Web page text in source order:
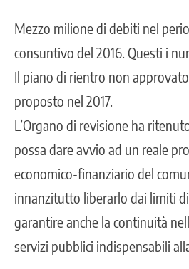
Mezzo milione di debiti nel
consuntivo del 2016. Questi i
Il piano di rientro non
proposto nel 2017.
L’Organo di revisione ha
possa dare avvio ad un reale
economico-finanziario del
innanzitutto liberarlo dai limiti
garantire anche la continuità
servizi pubblici indispensabili